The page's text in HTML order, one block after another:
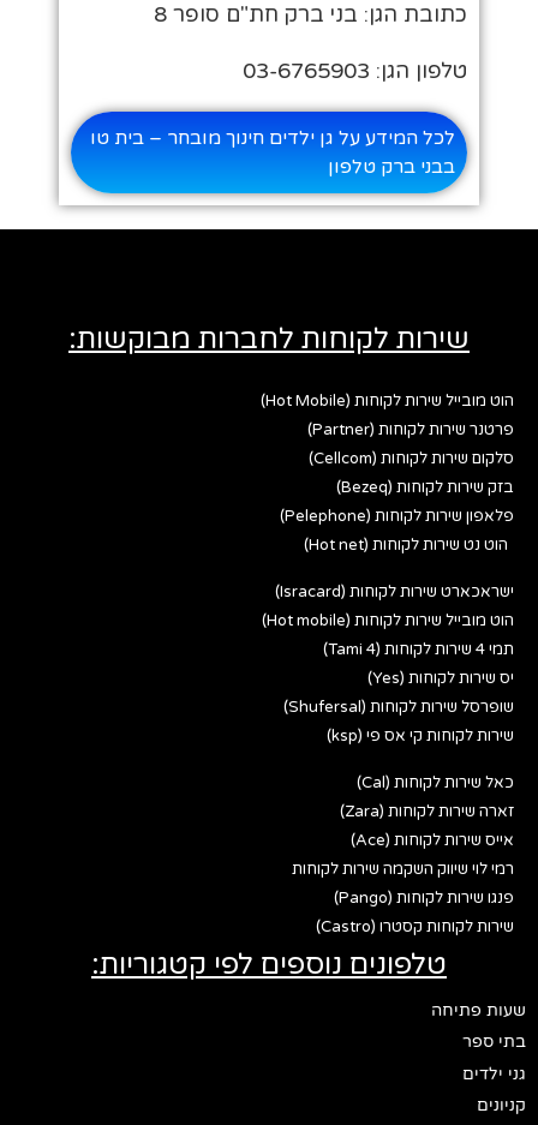
כתובת הגן: בני ברק חת"ם סופר 8
טלפון הגן: 03-6765903
לכל המידע על גן ילדים חינוך מובחר – בית טו
בבני ברק טלפון
שירות לקוחות לחברות מבוקשות:
הוט מובייל שירות לקוחות (Hot Mobile)
פרטנר שירות לקוחות (Partner)
סלקום שירות לקוחות (Cellcom)
בזק שירות לקוחות (Bezeq)
פלאפון שירות לקוחות (Pelephone)
הוט נט שירות לקוחות (Hot net)
ישראכארט שירות לקוחות (Isracard)
הוט מובייל שירות לקוחות (Hot mobile)
תמי 4 שירות לקוחות (Tami 4)
יס שירות לקוחות (Yes)
שופרסל שירות לקוחות (Shufersal)
שירות לקוחות קי אס פי (ksp)
כאל שירות לקוחות (Cal)
זארה שירות לקוחות (Zara)
אייס שירות לקוחות (Ace)
רמי לוי שיווק השקמה שירות לקוחות
פנגו שירות לקוחות (Pango)
שירות לקוחות קסטרו (Castro)
טלפונים נוספים לפי קטגוריות:
שעות פתיחה
בתי ספר
גני ילדים
קניונים